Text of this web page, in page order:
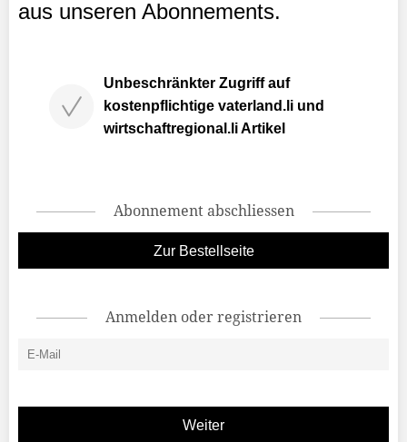
aus unseren Abonnements.
Unbeschränkter Zugriff auf
kostenpflichtige vaterland.li und
wirtschaftregional.li Artikel
Abonnement abschliessen
Zur Bestellseite
Anmelden oder registrieren